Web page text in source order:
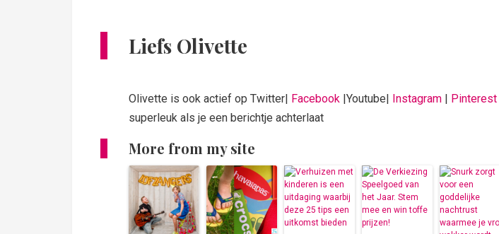
Liefs Olivette
Olivette is ook actief op Twitter| Facebook |Youtube| Instagram | Pinterest
superleuk als je een berichtje achterlaat
More from my site